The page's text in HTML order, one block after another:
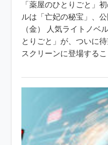
「薬屋のひとりごと」
ルは「亡妃の秘宝」、
（金） 人気ライトノベ
とりごと」が、ついに
スクリーンに登場する